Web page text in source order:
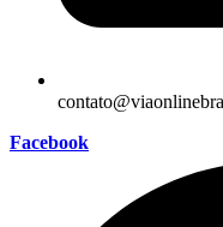
Facebook